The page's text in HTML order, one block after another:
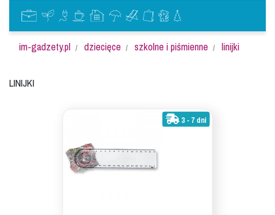
im-gadzety.pl dziecięce szkolne i piśmienne linijki
Linijki
3 - 7 dni